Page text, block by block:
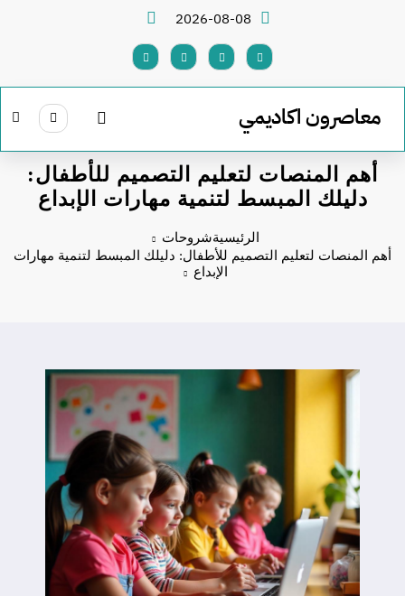
2026-08-08
معاصرون اكاديمي
أهم المنصات لتعليم التصميم للأطفال:
دليلك المبسط لتنمية مهارات الإبداع
الرئيسيةشروحات
أهم المنصات لتعليم التصميم للأطفال: دليلك المبسط لتنمية مهارات
الإبداع